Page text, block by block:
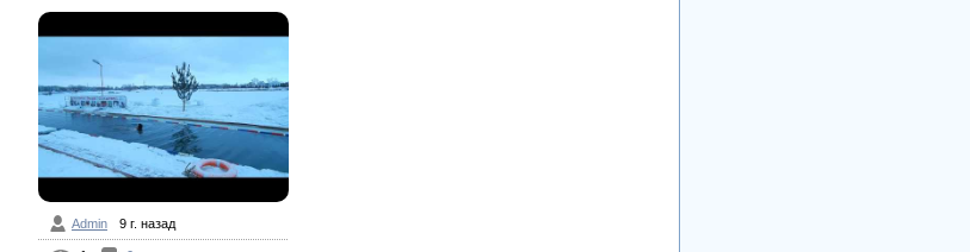
Admin 9 г. назад